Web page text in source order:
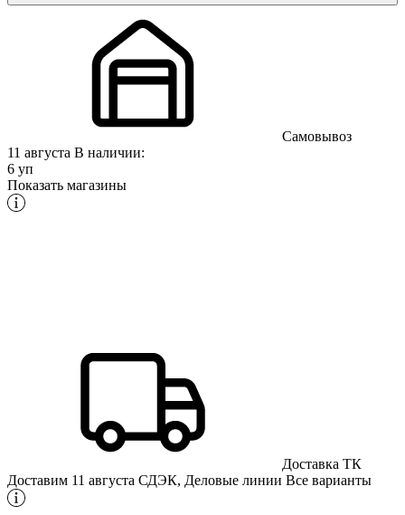
Самовывоз
11 августа В наличии:
6 уп
Показать магазины
Доставка ТК
Доставим 11 августа СДЭК, Деловые линии Все варианты